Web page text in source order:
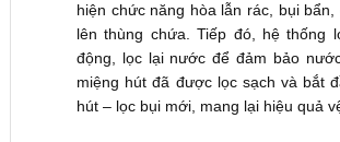
hiện chức năng hòa lẫn rác, bụi
lên thùng chứa. Tiếp đó, hệ thống
động, lọc lại nước để đảm bảo
miệng hút đã được lọc sạch và bắt
hút – lọc bụi mới, mang lại hiệu quả